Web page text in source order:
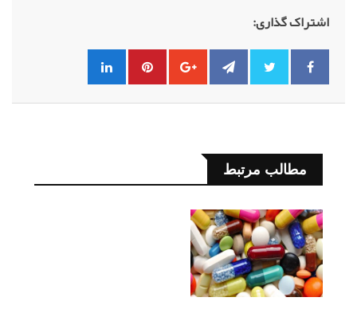
اشتراک گذاری:
مطالب مرتبط